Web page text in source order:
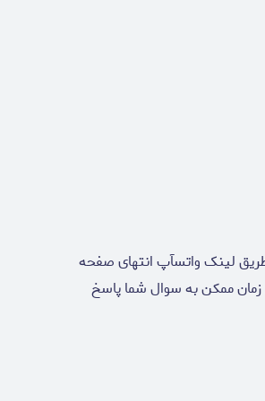
لینک واتسآپ انتهای صفحه
زمان ممکن به سوال شما پاسخ